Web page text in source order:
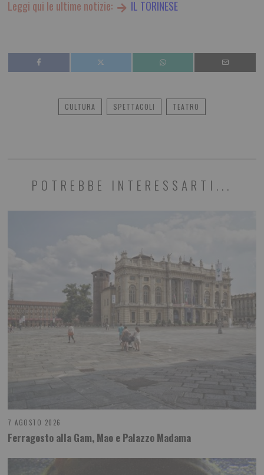
Leggi qui le ultime notizie: IL TORINESE
CULTURA SPETTACOLI TEATRO
POTREBBE INTERESSARTI...
7 AGOSTO 2026
Ferragosto alla Gam, Mao e Palazzo Madama